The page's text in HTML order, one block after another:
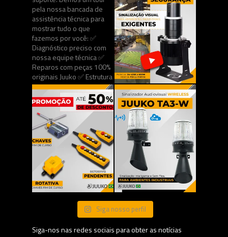
Siga nosso perfil
Siga-nos nas redes sociais para obter as notícias